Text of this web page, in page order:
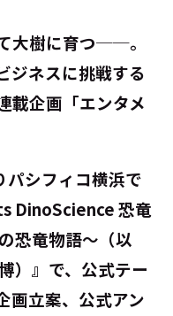
大樹に育つ──。
ジネスに挑戦する
載企画「エンタメ
シフィコ横浜で
DinoScience 恐竜
恐竜物語～（以
）』で、公式テー
画立案、公式アン